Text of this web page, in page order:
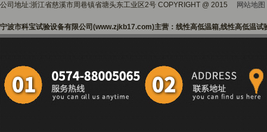
公司地址:浙江省慈溪市周巷镇省塘头东工业区2号 COPYRIGHT @ 2015 网站地图
宁波市科宝试验设备有限公司(www.zjkb17.com)主营：线性高低温箱,线性高低温